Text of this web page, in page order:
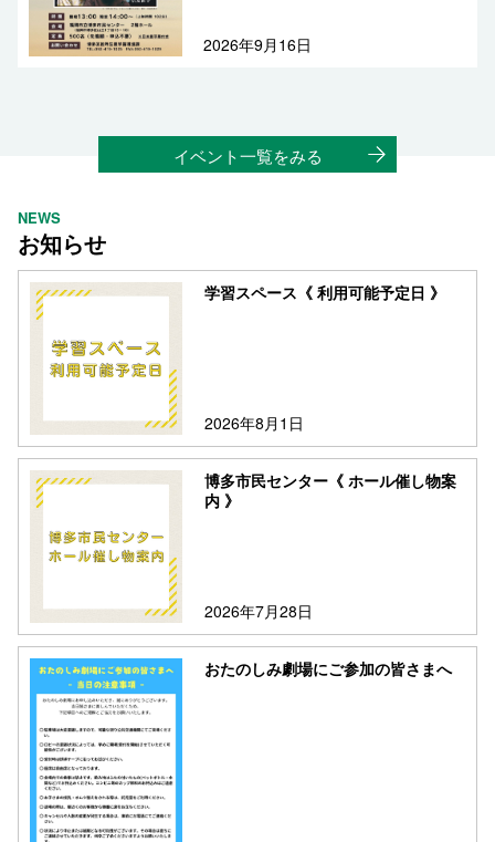
2026年9月16日
イベント一覧をみる
NEWS
お知らせ
学習スペース《 利用可能予定日 》
2026年8月1日
博多市民センター《 ホール催し物案
内 》
2026年7月28日
おたのしみ劇場にご参加の皆さまへ